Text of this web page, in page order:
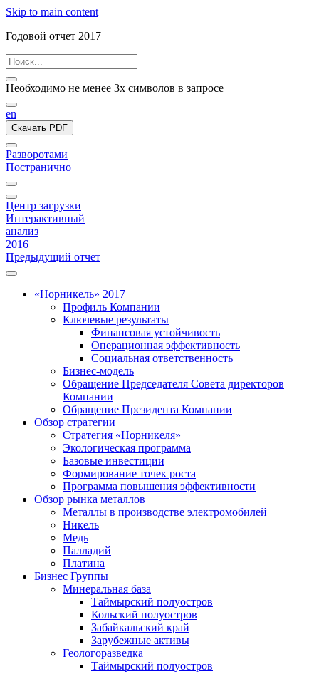
Skip to main content
Годовой отчет 2017
Необходимо не менее 3х символов в запросе
en
Скачать PDF
Разворотами
Постранично
Центр загрузки
Интерактивный
анализ
2016
Предыдущий отчет
«Норникель» 2017
Профиль Компании
Ключевые результаты
Финансовая устойчивость
Операционная эффективность
Социальная ответственность
Бизнес-модель
Обращение Председателя Совета директоров
Компании
Обращение Президента Компании
Обзор стратегии
Стратегия «Норникеля»
Экологическая программа
Базовые инвестиции
Формирование точек роста
Программа повышения эффективности
Обзор рынка металлов
Металлы в производстве электромобилей
Никель
Медь
Палладий
Платина
Бизнес Группы
Минеральная база
Таймырский полуостров
Кольский полуостров
Забайкальский край
Зарубежные активы
Геологоразведка
Таймырский полуостров